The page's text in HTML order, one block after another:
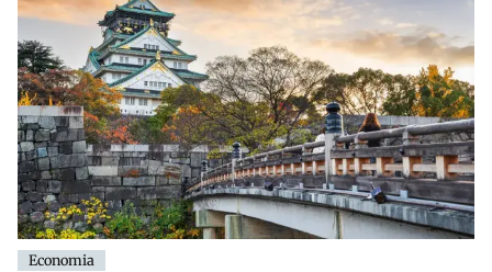
Economia